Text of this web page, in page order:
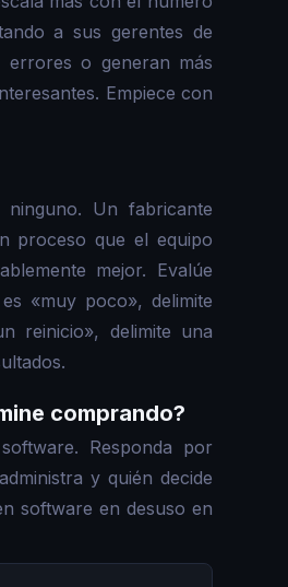
a sus gerentes de
errores o generan más
Empiece con
ninguno. Un fabricante
proceso que el equipo
mejor. Evalúe
«muy poco», delimite
reinicio», delimite una
comprando?
Responda por
y quién decide
software en desuso en